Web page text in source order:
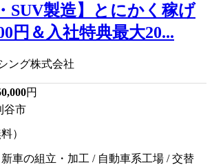
SUV製造】とにかく稼げ
円＆入社特典最大20...
ング株式会社
円
谷市
）
車の組立・加工 / 自動車系工場 / 交替